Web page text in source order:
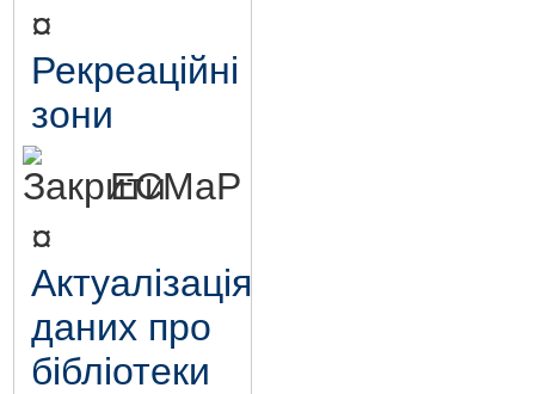
¤
Рекреаційні
зони
ЕСМаР
¤
Актуалізація
даних про
бібліотеки